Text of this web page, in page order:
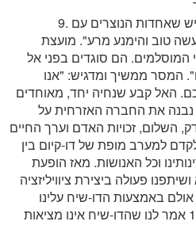
שאחדות הנוצרים עם
טוב והימנע מרע". מועצת
המוסלמים. הם סוגדים בפני אל
המסר ממשיך ומדגיש: "אנו
האל קבע שנחיה יחד, מאוחדים
נבנה את החברה האזרחית על
השלום, זכויות האדם וערך החיים
למערב מופת של דו-קיום בין
וכל האנושות. מאז הופעת
פעולה ביצירת ציוויליזציה
אולם באמצעות הדו-שיח עלינו
להימנע מחוסר איזון והיעדר הבנה הדדית. האפיפיור ברוך ה-16 אמר לנו שהדו-שיח אינו מציאות